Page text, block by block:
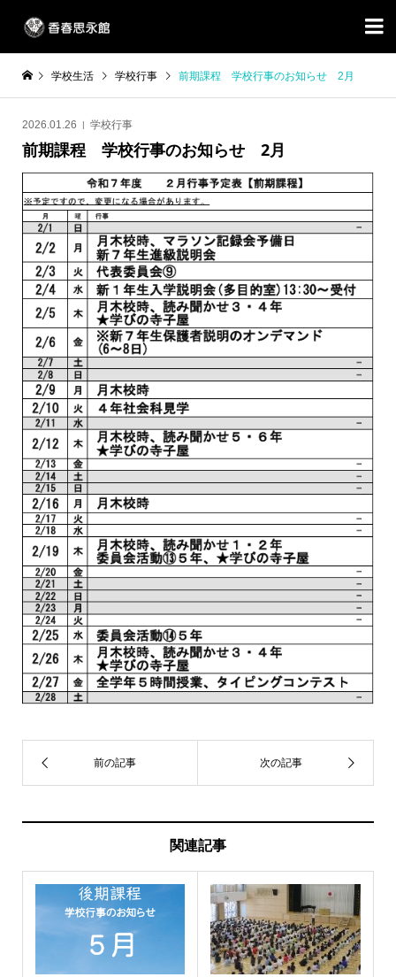

学校生活 学校行事 前期課程 学校行事のお知らせ 2月
2026.01.26 学校行事
前期課程 学校行事のお知らせ 2月
関連記事